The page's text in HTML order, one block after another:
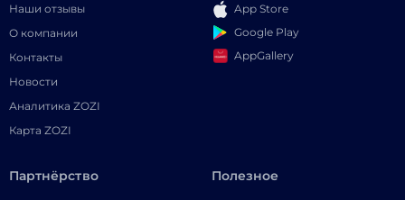
Наши отзывы
О компании
Контакты
Новости
Аналитика ZOZI
Карта ZOZI
App Store
Google Play
AppGallery
Партнёрство Полезное